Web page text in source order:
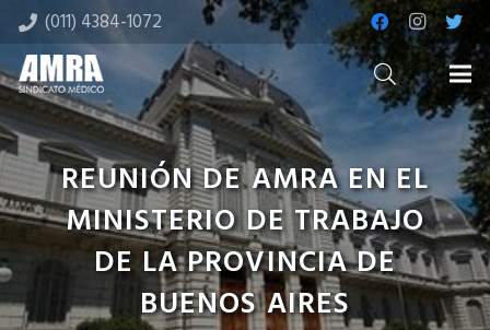
(011) 4384-1072
REUNIÓN DE AMRA EN EL
MINISTERIO DE TRABAJO
DE LA PROVINCIA DE
BUENOS AIRES